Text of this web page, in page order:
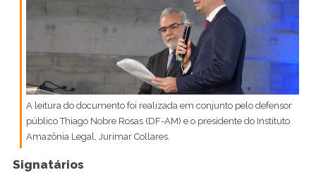
A leitura do documento foi realizada em conjunto pelo defensor
público Thiago Nobre Rosas (DF-AM) e o presidente do Instituto
Amazônia Legal, Jurimar Collares.
Signatários